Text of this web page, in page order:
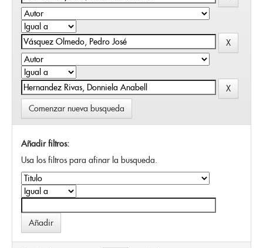
Comenzar nueva busqueda
Añadir filtros:
Usa los filtros para afinar la busqueda.